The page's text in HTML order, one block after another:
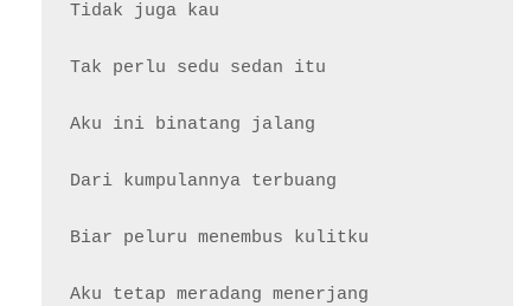
Tidak juga kau
Tak perlu sedu sedan itu
Aku ini binatang jalang
Dari kumpulannya terbuang
Biar peluru menembus kulitku
Aku tetap meradang menerjang